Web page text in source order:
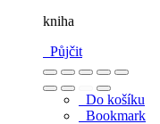
kniha
Půjčit
Do košíku
Bookmark